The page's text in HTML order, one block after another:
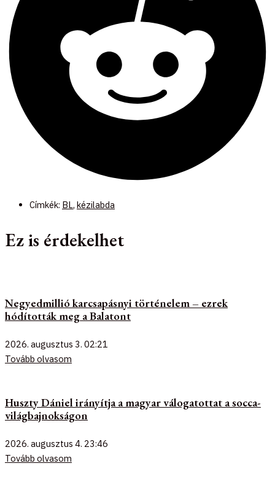
Címkék: BL, kézilabda
Ez is érdekelhet
Negyedmillió karcsapásnyi történelem – ezrek
hódították meg a Balatont
2026. augusztus 3. 02:21
Tovább olvasom
Huszty Dániel irányítja a magyar válogatottat a socca-
világbajnokságon
2026. augusztus 4. 23:46
Tovább olvasom